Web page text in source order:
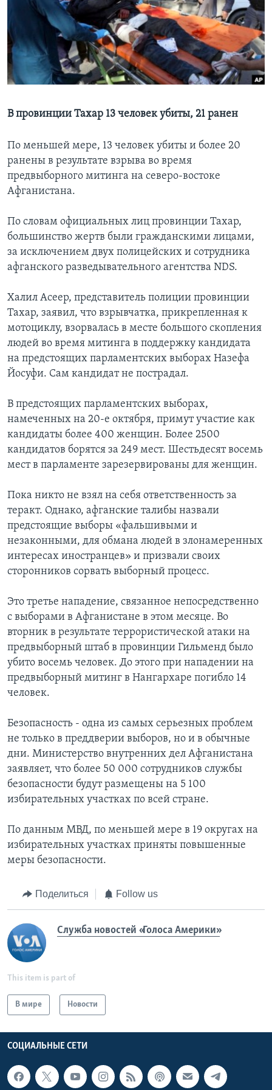
Learning English
СОЦИАЛЬНЫЕ СЕТИ
Языки
В провинции Тахар 13 человек убиты, 21 ранен
По меньшей мере, 13 человек убиты и более 20
ранены в результате взрыва во время
предвыборного митинга на северо-востоке
Афганистана.
По словам официальных лиц провинции Тахар,
большинство жертв были гражданскими лицами,
за исключением двух полицейских и сотрудника
афганского разведывательного агентства NDS.
Халил Асеер, представитель полиции провинции
Тахар, заявил, что взрывчатка, прикрепленная к
мотоциклу, взорвалась в месте большого скопления
людей во время митинга в поддержку кандидата
на предстоящих парламентских выборах Назефа
Йосуфи. Сам кандидат не пострадал.
В предстоящих парламентских выборах,
намеченных на 20-е октября, примут участие как
кандидаты более 400 женщин. Более 2500
кандидатов борятся за 249 мест. Шестьдесят восемь
мест в парламенте зарезервированы для женщин.
Пока никто не взял на себя ответственность за
теракт. Однако, афганские талибы назвали
предстоящие выборы «фальшивыми и
незаконными, для обмана людей в злонамеренных
интересах иностранцев» и призвали своих
сторонников сорвать выборный процесс.
Это третье нападение, связанное непосредственно
с выборами в Афганистане в этом месяце. Во
вторник в результате террористической атаки на
предвыборный штаб в провинции Гильменд было
убито восемь человек. До этого при нападении на
предвыборный митинг в Нангархаре погибло 14
человек.
Безопасность - одна из самых серьезных проблем
не только в преддверии выборов, но и в обычные
дни. Министерство внутренних дел Афганистана
заявляет, что более 50 000 сотрудников службы
безопасности будут размещены на 5 100
избирательных участках по всей стране.
По данным МВД, по меньшей мере в 19 округах на
избирательных участках приняты повышенные
меры безопасности.
Поделиться Follow us
Служба новостей «Голоса Америки»
This item is part of
В мире Новости
СОЦИАЛЬНЫЕ СЕТИ